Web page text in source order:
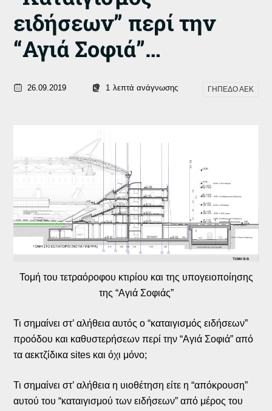
ειδήσεων” περί την
“Αγιά Σοφιά”…
26.09.2019 1 λεπτά ανάγνωσης ΓΗΠΕΔΟ ΑΕΚ
Τομή του τετραόροφου κτιρίου και της υπογειοποίησης
της “Αγιά Σοφιάς”
Τι σημαίνει στ’ αλήθεια αυτός ο “καταιγισμός ειδήσεων”
προόδου και καθυστερήσεων περί την “Αγιά Σοφιά” από
τα αεκτζίδικα sites και όχι μόνο;
Τι σημαίνει στ’ αλήθεια η υιοθέτηση είτε η “απόκρουση”
αυτού του “καταιγισμού των ειδήσεων” από μέρος του